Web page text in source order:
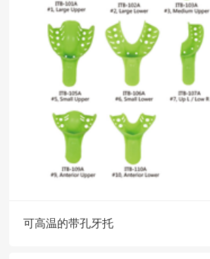
可高温的带孔牙托